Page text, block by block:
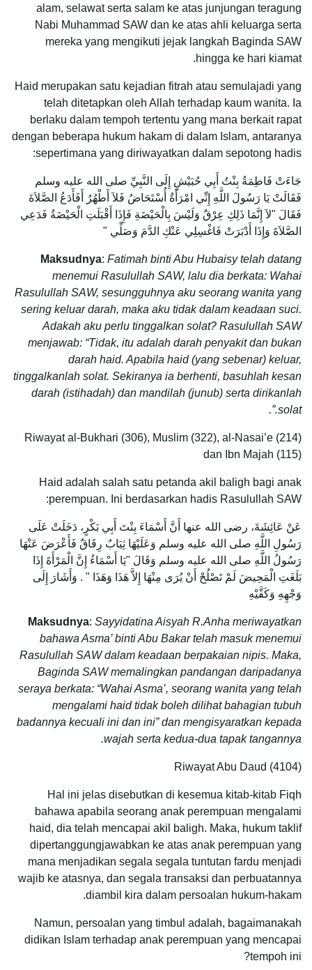
alam, selawat serta salam ke atas junjungan teragung
Nabi Muhammad SAW dan ke atas ahli keluarga serta
mereka yang mengikuti jejak langkah Baginda SAW
hingga ke hari kiamat.
Haid merupakan satu kejadian fitrah atau semulajadi yang
telah ditetapkan oleh Allah terhadap kaum wanita. Ia
berlaku dalam tempoh tertentu yang mana berkait rapat
dengan beberapa hukum hakam di dalam Islam, antaranya
sepertimana yang diriwayatkan dalam sepotong hadis:
جَاءَتْ فَاطِمَةُ بِنْتُ أَبِي حُبَيْشٍ إِلَى النَّبِيِّ صلى الله عليه وسلم
فَقَالَتْ يَا رَسُولَ اللَّهِ إِنِّي امْرَأَةٌ أُسْتَحَاضُ فَلاَ أَطْهُرُ أَفَأَدَعُ الصَّلاَةَ
فَقَالَ "لاَ إِنَّمَا ذَلِكِ عِرْقٌ وَلَيْسَ بِالْحَيْضَةِ فَإِذَا أَقْبَلَتِ الْحَيْضَةُ فَدَعِي
الصَّلاَةَ وَإِذَا أَدْبَرَتْ فَاغْسِلِي عَنْكِ الدَّمَ وَصَلِّي ‏"
Maksudnya: Fatimah binti Abu Hubaisy telah datang
menemui Rasulullah SAW, lalu dia berkata: Wahai
Rasulullah SAW, sesungguhnya aku seorang wanita yang
sering keluar darah, maka aku tidak dalam keadaan suci.
Adakah aku perlu tinggalkan solat? Rasulullah SAW
menjawab: “Tidak, itu adalah darah penyakit dan bukan
darah haid. Apabila haid (yang sebenar) keluar,
tinggalkanlah solat. Sekiranya ia berhenti, basuhlah kesan
darah (istihadah) dan mandilah (junub) serta dirikanlah
solat.”.
Riwayat al-Bukhari (306), Muslim (322), al-Nasai’e (214)
dan Ibn Majah (115)
Haid adalah salah satu petanda akil baligh bagi anak
perempuan. Ini berdasarkan hadis Rasulullah SAW:
عَنْ عَائِشَةَ، رضى الله عنها أَنَّ أَسْمَاءَ بِنْتَ أَبِي بَكْرٍ، دَخَلَتْ عَلَى
رَسُولِ اللَّهِ صلى الله عليه وسلم وَعَلَيْهَا ثِيَابٌ رِقَاقٌ فَأَعْرَضَ عَنْهَا
رَسُولُ اللَّهِ صلى الله عليه وسلم وَقَالَ‏ "يَا أَسْمَاءُ إِنَّ الْمَرْأَةَ إِذَا
بَلَغَتِ الْمَحِيضَ لَمْ تَصْلُحْ أَنْ يُرَى مِنْهَا إِلاَّ هَذَا وَهَذَا ‏"‏ ‏.‏ وَأَشَارَ إِلَى
وَجْهِهِ وَكَفَّيْهِ
Maksudnya: Sayyidatina Aisyah R.Anha meriwayatkan
bahawa Asma’ binti Abu Bakar telah masuk menemui
Rasulullah SAW dalam keadaan berpakaian nipis. Maka,
Baginda SAW memalingkan pandangan daripadanya
seraya berkata: “Wahai Asma’, seorang wanita yang telah
mengalami haid tidak boleh dilihat bahagian tubuh
badannya kecuali ini dan ini” dan mengisyaratkan kepada
wajah serta kedua-dua tapak tangannya.
Riwayat Abu Daud (4104)
Hal ini jelas disebutkan di kesemua kitab-kitab Fiqh
bahawa apabila seorang anak perempuan mengalami
haid, dia telah mencapai akil baligh. Maka, hukum taklif
dipertanggungjawabkan ke atas anak perempuan yang
mana menjadikan segala segala tuntutan fardu menjadi
wajib ke atasnya, dan segala transaksi dan perbuatannya
diambil kira dalam persoalan hukum-hakam.
Namun, persoalan yang timbul adalah, bagaimanakah
didikan Islam terhadap anak perempuan yang mencapai
tempoh ini?